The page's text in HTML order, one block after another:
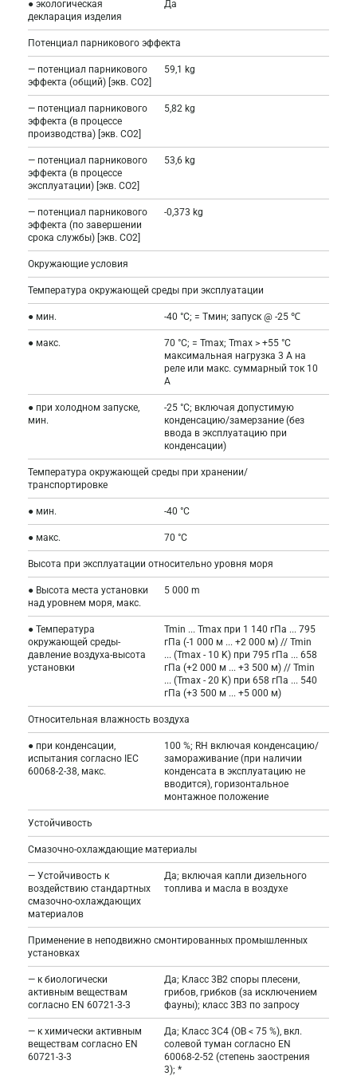
● экологическая
декларация изделия
Да
Потенциал парникового эффекта
— потенциал парникового
эффекта (общий) [экв. CO2]
59,1 kg
— потенциал парникового
эффекта (в процессе
производства) [экв. CO2]
5,82 kg
— потенциал парникового
эффекта (в процессе
эксплуатации) [экв. CO2]
53,6 kg
— потенциал парникового
эффекта (по завершении
срока службы) [экв. CO2]
-0,373 kg
Окружающие условия
Температура окружающей среды при эксплуатации
● мин. -40 °C; = Tмин; запуск @ -25 ℃
● макс.
70 °C; = Tmax; Tmax > +55 °C
максимальная нагрузка 3 A на
реле или макс. суммарный ток 10
А
● при холодном запуске,
мин.
-25 °C; включая допустимую
конденсацию/замерзание (без
ввода в эксплуатацию при
конденсации)
Температура окружающей среды при хранении/
транспортировке
● мин. -40 °C
● макс. 70 °C
Высота при эксплуатации относительно уровня моря
● Высота места установки
над уровнем моря, макс.
5 000 m
● Температура
окружающей среды-
давление воздуха-высота
установки
Tmin ... Tmax при 1 140 гПа ... 795
гПа (-1 000 м ... +2 000 м) // Tmin
... (Tmax - 10 K) при 795 гПа ... 658
гПа (+2 000 м ... +3 500 м) // Tmin
... (Tmax - 20 K) при 658 гПа ... 540
гПа (+3 500 м ... +5 000 м)
Относительная влажность воздуха
● при конденсации,
испытания согласно IEC
60068-2-38, макс.
100 %; RH включая конденсацию/
замораживание (при наличии
конденсата в эксплуатацию не
вводится), горизонтальное
монтажное положение
Устойчивость
Смазочно-охлаждающие материалы
— Устойчивость к
воздействию стандартных
смазочно-охлаждающих
материалов
Да; включая капли дизельного
топлива и масла в воздухе
Применение в неподвижно смонтированных промышленных
установках
— к биологически
активным веществам
согласно EN 60721-3-3
Да; Класс 3B2 споры плесени,
грибов, грибков (за исключением
фауны); класс 3B3 по запросу
— к химически активным
веществам согласно EN
60721-3-3
Да; Класс 3C4 (ОВ < 75 %), вкл.
солевой туман согласно EN
60068-2-52 (степень заострения
3); *